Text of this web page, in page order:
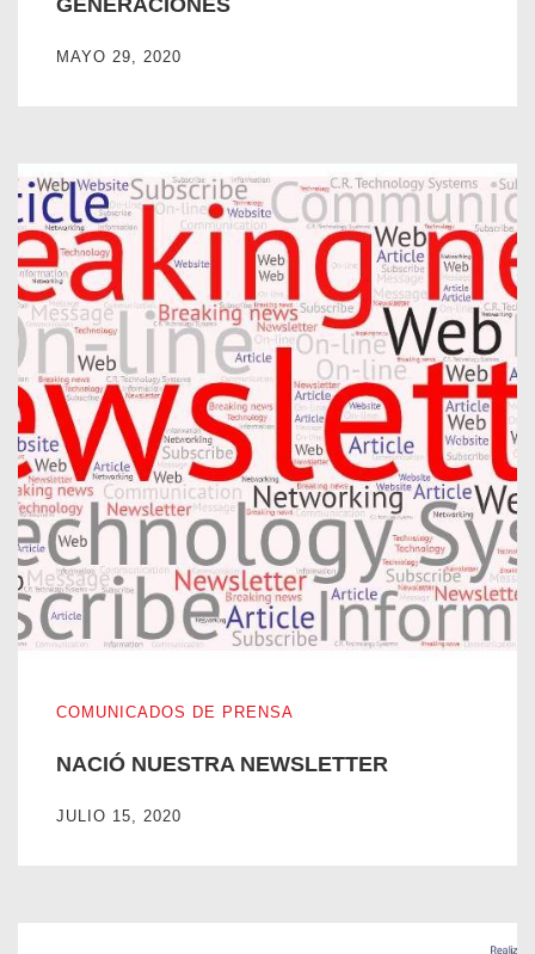
MAYO 29, 2020
COMUNICADOS DE PRENSA
NACIÓ NUESTRA NEWSLETTER
JULIO 15, 2020